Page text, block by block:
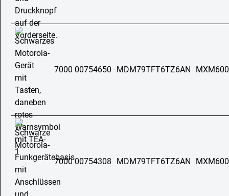
7000 00754650 MDM79TFT6TZ6AN MXM600
7000 00754308 MDM79TFT6TZ6AN MXM600